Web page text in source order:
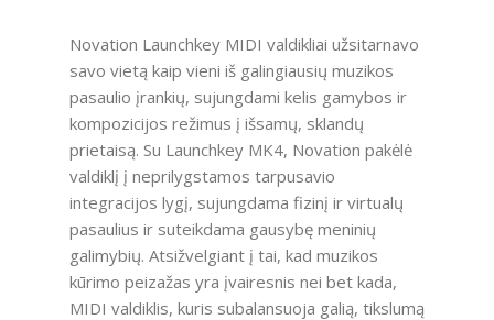
Novation Launchkey MIDI valdikliai užsitarnavo
savo vietą kaip vieni iš galingiausių muzikos
pasaulio įrankių, sujungdami kelis gamybos ir
kompozicijos režimus į išsamų, sklandų
prietaisą. Su Launchkey MK4, Novation pakėlė
valdiklį į neprilygstamos tarpusavio
integracijos lygį, sujungdama fizinį ir virtualų
pasaulius ir suteikdama gausybę meninių
galimybių. Atsižvelgiant į tai, kad muzikos
kūrimo peizažas yra įvairesnis nei bet kada,
MIDI valdiklis, kuris subalansuoja galią, tikslumą